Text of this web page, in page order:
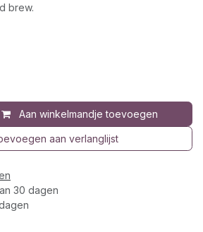
brew.
Aan winkelmandje toevoegen
aan verlanglijst
30 dagen